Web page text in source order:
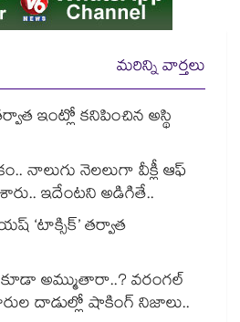
మరిన్ని వార్తలు
ఇంట్లో కనిపించిన అస్థి
నాలుగు నెలలుగా వీక్లీ ఆఫ్
ఇదేంటని అడిగితే..
యష్ ‘టాక్సిక్’ తర్వాత
అమ్ముతారా..? వరంగల్
దాడుల్లో షాకింగ్ నిజాలు..